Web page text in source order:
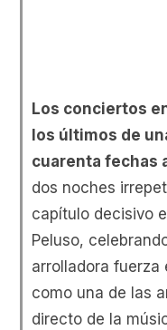
Los conciertos
los últimos de
cuarenta fechas
dos noches
capítulo decisivo
Peluso,
arrolladora fuerza
como una de las
directo de la